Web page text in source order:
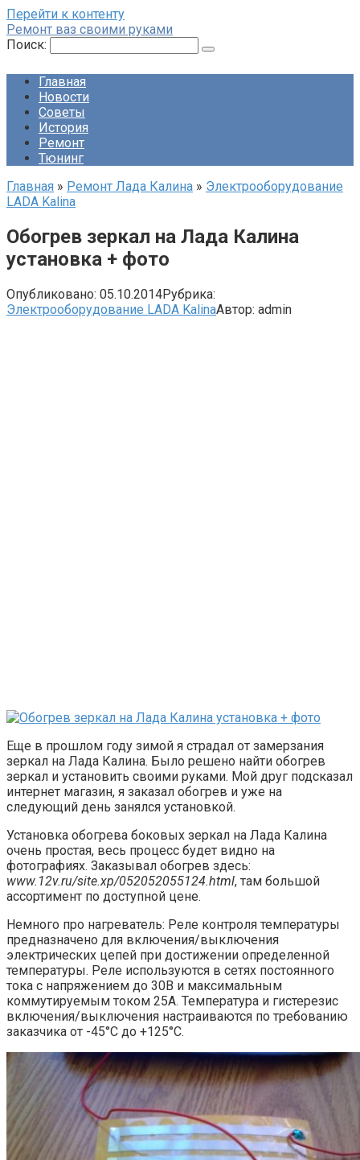
Перейти к контенту
Ремонт ваз своими руками
Поиск:
Главная
Новости
Советы
История
Ремонт
Тюнинг
Главная » Ремонт Лада Калина » Электрооборудование
LADA Kalina
Обогрев зеркал на Лада Калина
установка + фото
Опубликовано: 05.10.2014Рубрика:
Электрооборудование LADA KalinaАвтор: admin
Еще в прошлом году зимой я страдал от замерзания
зеркал на Лада Калина. Было решено найти обогрев
зеркал и установить своими руками. Мой друг подсказал
интернет магазин, я заказал обогрев и уже на
следующий день занялся установкой.
Установка обогрева боковых зеркал на Лада Калина
очень простая, весь процесс будет видно на
фотографиях. Заказывал обогрев здесь:
www.12v.ru/site.xp/052052055124.html, там большой
ассортимент по доступной цене.
Немного про нагреватель: Реле контроля температуры
предназначено для включения/выключения
электрических цепей при достижении определенной
температуры. Реле используются в сетях постоянного
тока с напряжением до 30В и максимальным
коммутируемым током 25А. Температура и гистерезис
включения/выключения настраиваются по требованию
заказчика от -45°С до +125°С.